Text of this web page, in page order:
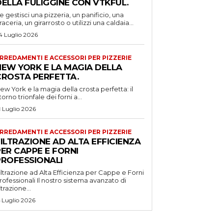
FULIGGINE CON VTKFUL.
gestisci una pizzeria, un panificio, una
un girarrosto o utilizzi una caldaia...
Luglio 2026
E ACCESSORI PER PIZZERIE
YORK E LA MAGIA DELLA
PERFETTA.
York e la magia della crosta perfetta: il
trionfale dei forni a...
Luglio 2026
E ACCESSORI PER PIZZERIE
AD ALTA EFFICIENZA
CAPPE E FORNI
ad Alta Efficienza per Cappe e Forni
Il nostro sistema avanzato di
Luglio 2026